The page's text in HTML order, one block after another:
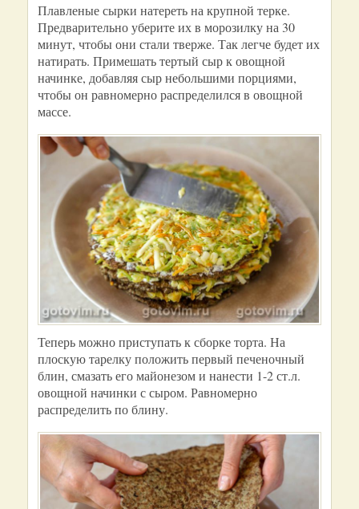
Плавленые сырки натереть на крупной терке.
Предварительно уберите их в морозилку на 30
минут, чтобы они стали тверже. Так легче будет их
натирать. Примешать тертый сыр к овощной
начинке, добавляя сыр небольшими порциями,
чтобы он равномерно распределился в овощной
массе.
Теперь можно приступать к сборке торта. На
плоскую тарелку положить первый печеночный
блин, смазать его майонезом и нанести 1-2 ст.л.
овощной начинки с сыром. Равномерно
распределить по блину.